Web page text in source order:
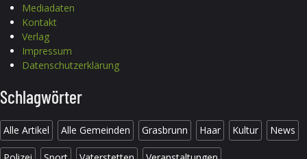
Mediadaten
Kontakt
Verlag
Impressum
Datenschutzerklärung
Schlagwörter
Alle Artikel Alle Gemeinden Grasbrunn Haar Kultur News